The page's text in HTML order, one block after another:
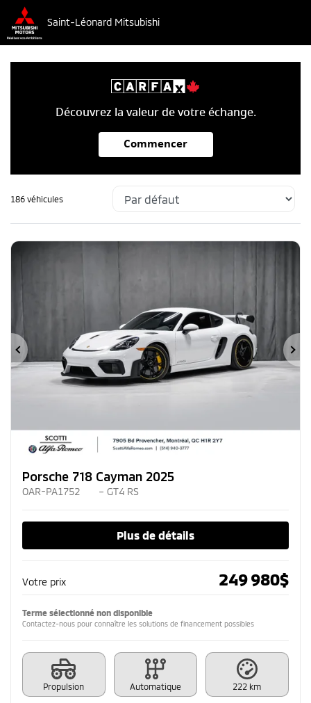
Saint-Léonard Mitsubishi
Découvrez la valeur de votre échange.
Commencer
186 véhicules
Précédent
Porsche 718 Cayman 2025
OAR-PA1752 – GT4 RS
Plus de détails
Votre prix 249 980$
Terme sélectionné non disponible
Contactez-nous pour connaître les solutions de financement possibles
Propulsion Automatique 222 km